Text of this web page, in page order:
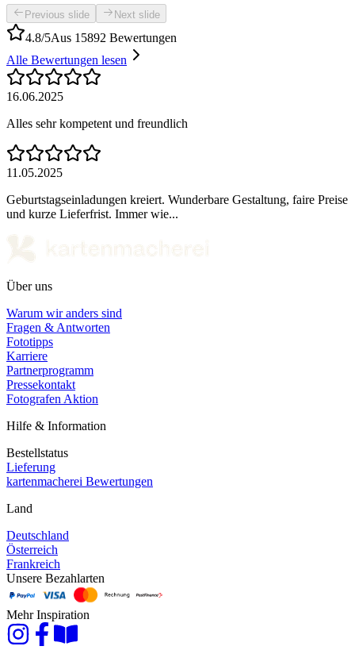
Previous slide Next slide
4.8/5Aus 15892 Bewertungen
Alle Bewertungen lesen
16.06.2025
Alles sehr kompetent und freundlich
11.05.2025
Geburtstagseinladungen kreiert. Wunderbare Gestaltung, faire Preise
und kurze Lieferfrist. Immer wie...
Über uns
Warum wir anders sind
Fragen & Antworten
Fototipps
Karriere
Partnerprogramm
Pressekontakt
Fotografen Aktion
Hilfe & Information
Bestellstatus
Lieferung
kartenmacherei Bewertungen
Land
Deutschland
Österreich
Frankreich
Unsere Bezahlarten
Mehr Inspiration